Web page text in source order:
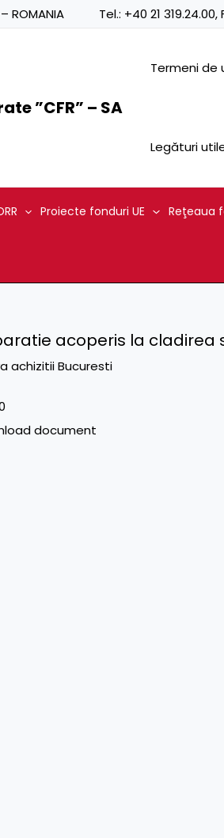
ROMANIA Tel.: +40 21 319.24.00,
”CFR” – SA
Termeni de
Legături
Proiecte fonduri UE Reţeaua
acoperis la cladirea
achizitii Bucuresti
document